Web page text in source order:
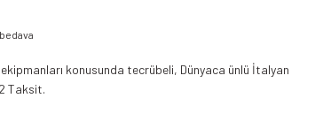
konusunda tecrübeli, Dünyaca ünlü İtalyan
Taksit.